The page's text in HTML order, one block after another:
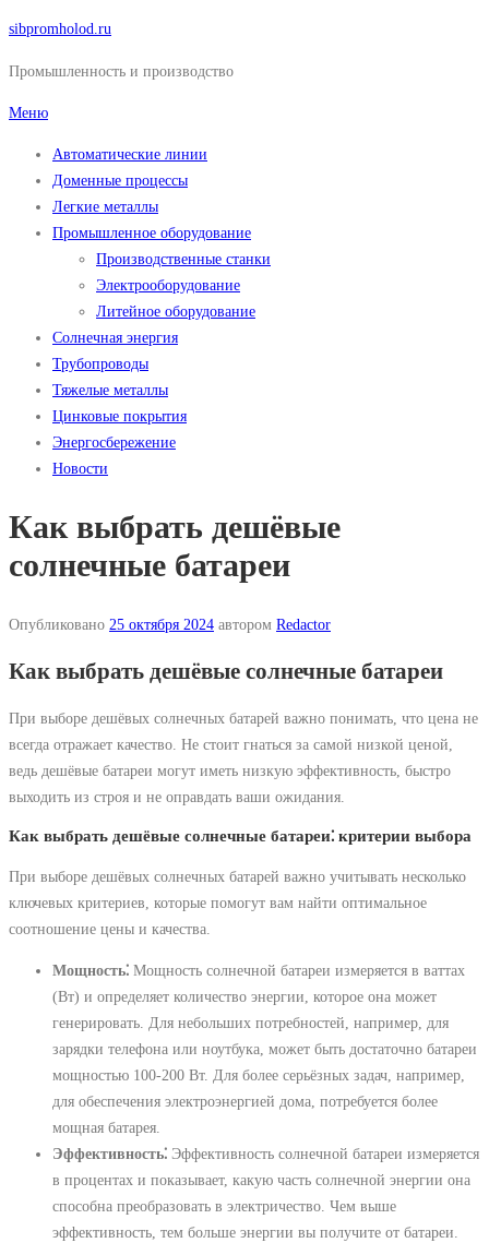
Перейти
содержимому
sibpromholod.ru
Промышленность и производство
Меню
Автоматические линии
Доменные процессы
Легкие металлы
Промышленное оборудование
Производственные станки
Электрооборудование
Литейное оборудование
Солнечная энергия
Трубопроводы
Тяжелые металлы
Цинковые покрытия
Энергосбережение
Новости
Как выбрать дешёвые
солнечные батареи
Опубликовано 25 октября 2024 автором Redactor
Как выбрать дешёвые солнечные батареи
При выборе дешёвых солнечных батарей важно понимать, что цена не
всегда отражает качество. Не стоит гнаться за самой низкой ценой,
ведь дешёвые батареи могут иметь низкую эффективность, быстро
выходить из строя и не оправдать ваши ожидания.
Как выбрать дешёвые солнечные батареи⁚ критерии выбора
При выборе дешёвых солнечных батарей важно учитывать несколько
ключевых критериев, которые помогут вам найти оптимальное
соотношение цены и качества.
Мощность⁚ Мощность солнечной батареи измеряется в ваттах
(Вт) и определяет количество энергии, которое она может
генерировать. Для небольших потребностей, например, для
зарядки телефона или ноутбука, может быть достаточно батареи
мощностью 100-200 Вт. Для более серьёзных задач, например,
для обеспечения электроэнергией дома, потребуется более
мощная батарея.
Эффективность⁚ Эффективность солнечной батареи измеряется
в процентах и показывает, какую часть солнечной энергии она
способна преобразовать в электричество. Чем выше
эффективность, тем больше энергии вы получите от батареи.